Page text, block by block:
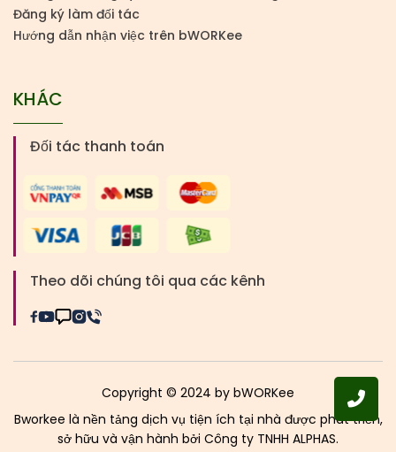
Đăng ký làm đối tác
Hướng dẫn nhận việc trên bWORKee
KHÁC
Đối tác thanh toán
Theo dõi chúng tôi qua các kênh
Copyright © 2024 by bWORKee
Bworkee là nền tảng dịch vụ tiện ích tại nhà được phát triển,
sở hữu và vận hành bởi Công ty TNHH ALPHAS.